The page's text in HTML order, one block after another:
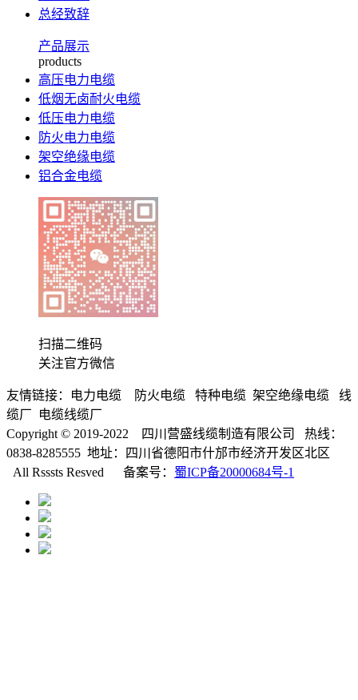
总经致辞
产品展示
products
高压电力电缆
低烟无卤耐火电缆
低压电力电缆
防火电力电缆
架空绝缘电缆
铝合金电缆
扫描二维码
关注官方微信
友情链接：电力电缆 防火电缆 特种电缆 架空绝缘电缆 线
缆厂 电缆线缆厂
Copyright © 2019-2022 四川营盛线缆制造有限公司 热线：
0838-8285555 地址：四川省德阳市什邡市经济开发区北区
All Rsssts Resved 备案号： 蜀ICP备20000684号-1